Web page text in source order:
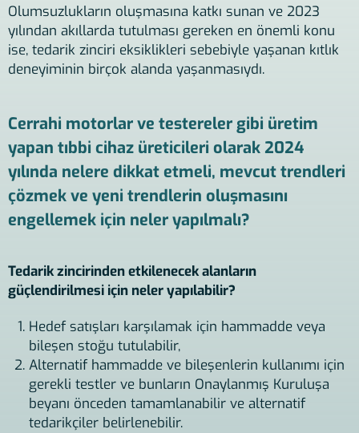
Olumsuzlukların oluşmasına katkı sunan ve 2023
yılından akıllarda tutulması gereken en önemli konu
ise, tedarik zinciri eksiklikleri sebebiyle yaşanan kıtlık
deneyiminin birçok alanda yaşanmasıydı.
Cerrahi motorlar ve testereler gibi üretim
yapan tıbbi cihaz üreticileri olarak 2024
yılında nelere dikkat etmeli, mevcut trendleri
çözmek ve yeni trendlerin oluşmasını
engellemek için neler yapılmalı?
Tedarik zincirinden etkilenecek alanların
güçlendirilmesi için neler yapılabilir?
Hedef satışları karşılamak için hammadde veya
bileşen stoğu tutulabilir,
Alternatif hammadde ve bileşenlerin kullanımı için
gerekli testler ve bunların Onaylanmış Kuruluşa
beyanı önceden tamamlanabilir ve alternatif
tedarikçiler belirlenebilir.